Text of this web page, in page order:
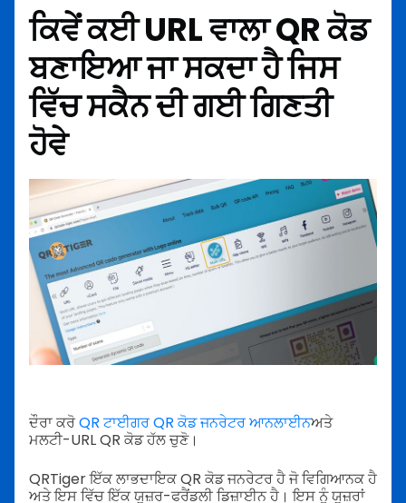
ਕਿਵੇਂ ਕਈ URL ਵਾਲਾ QR ਕੋਡ
ਬਣਾਇਆ ਜਾ ਸਕਦਾ ਹੈ ਜਿਸ
ਵਿੱਚ ਸਕੈਨ ਦੀ ਗਈ ਗਿਣਤੀ
ਹੋਵੇ
ਦੌਰਾ ਕਰੋQR ਟਾਈਗਰ QR ਕੋਡ ਜਨਰੇਟਰ ਆਨਲਾਈਨਅਤੇ
ਮਲਟੀ-URL QR ਕੋਡ ਹੱਲ ਚੁਣੋ।
QRTiger ਇੱਕ ਲਾਭਦਾਇਕ QR ਕੋਡ ਜਨਰੇਟਰ ਹੈ ਜੋ ਵਿਗਿਆਨਕ ਹੈ
ਅਤੇ ਇਸ ਵਿੱਚ ਇੱਕ ਯੂਜ਼ਰ-ਫਰੈਂਡਲੀ ਡਿਜ਼ਾਈਨ ਹੈ। ਇਸ ਨੂੰ ਯੂਜ਼ਰਾਂ